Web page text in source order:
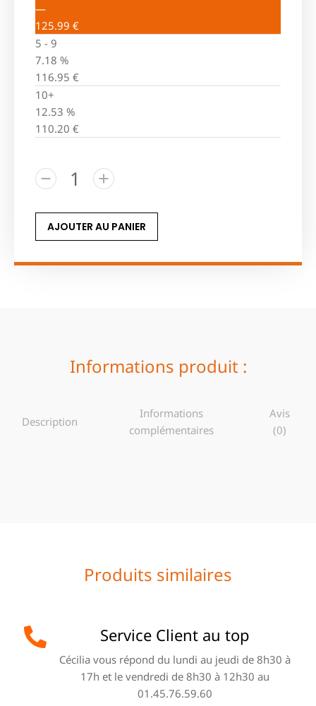
—
125.99 €
5 - 9
7.18 %
116.95 €
10+
12.53 %
110.20 €
AJOUTER AU PANIER
Informations produit :
Description
Informations
complémentaires
Avis
(0)
Produits similaires
Service Client au top
Cécilia vous répond du lundi au jeudi de 8h30 à
17h et le vendredi de 8h30 à 12h30 au
01.45.76.59.60